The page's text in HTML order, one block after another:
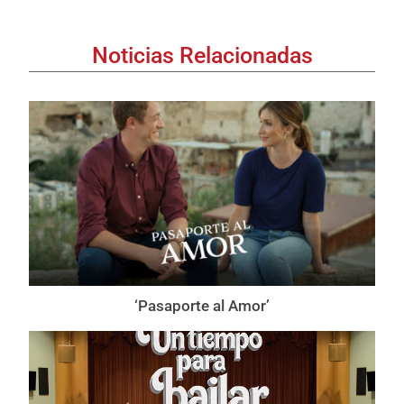
Noticias Relacionadas
‘Pasaporte al Amor’